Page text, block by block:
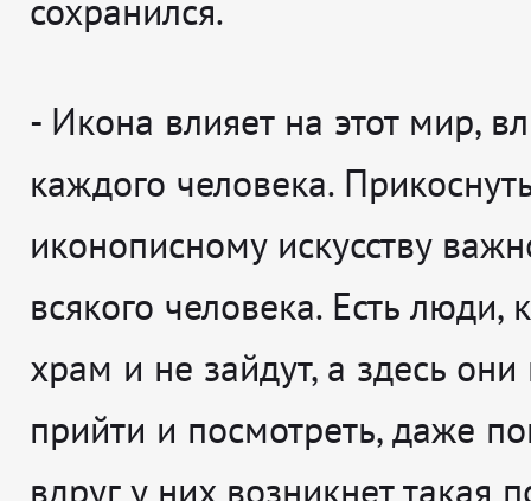
сохранился.
- Икона влияет на этот мир,
каждого человека.
иконописному искусству
всякого человека. Есть люди,
храм и не зайдут, а здесь они
прийти и посмотреть, даже
вдруг у них возникнет такая